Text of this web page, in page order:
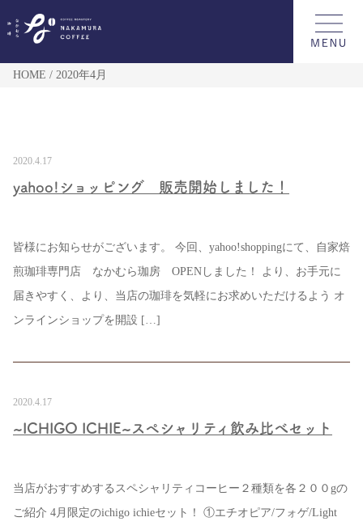
HOME 2020年4月
2020.4.17
yahoo!ショッピング 販売開始しました！
皆様にお知らせがございます。 今回、yahoo!shoppingにて、自家焙
煎珈琲専門店 なかむら珈房 OPENしました！ より、お手元に
届きやすく、より、当店の珈琲を気軽にお求めいただけるよう オ
ンラインショップを開設 […]
2020.4.17
~ICHIGO ICHIE~スペシャリティ飲み比べセット
当店がおすすめするスペシャリティコーヒー２種類を各２００gの
ご紹介 4月限定のichigo ichieセット！ ①エチオピア/フォゲ/Light